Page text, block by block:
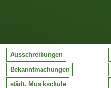
Ausschreibungen
Bekanntmachungen
städt. Musikschule